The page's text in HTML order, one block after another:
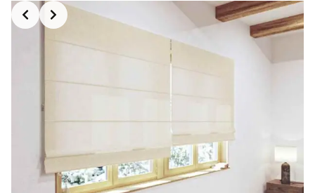
Slide 2 of 6